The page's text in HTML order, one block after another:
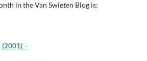
in the Van Swieten Blog is:
(2001) –